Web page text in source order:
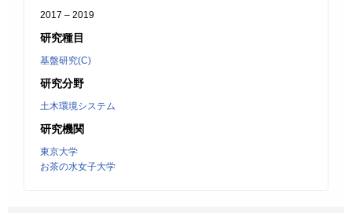
2017 – 2019
研究種目
基盤研究(C)
研究分野
土木環境システム
研究機関
東京大学
お茶の水女子大学